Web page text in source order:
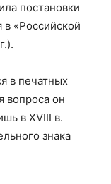
постановки
в «Российской
.).
в печатных
вопроса он
в XVIII в.
знака